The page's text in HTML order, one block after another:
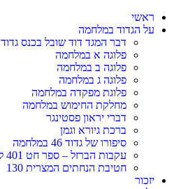
ראשי
על הגדוד במלחמה
דבר המגד דוד שובל בכנס גדוד
פלוגה א במלחמה
פלוגה ב במלחמה
פלוגה ג במלחמה
פלוגת מפקדה במלחמה
מחלקת החימוש במלחמה
דברי יראון פסטינגר
ברכת גיורא וגמן
סיפורו של גדוד 46 במלחמה
עקבות הברזל – ספר חט 401 ליום כיפור
חטיבת הנחתים המצרית 130
יזכור